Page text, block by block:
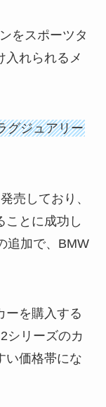
をスポーツタ
入れられるメ
グジュアリー
売しており、
ことに成功し
追加で、BMW
ーを購入する
シリーズのカ
い価格帯にな